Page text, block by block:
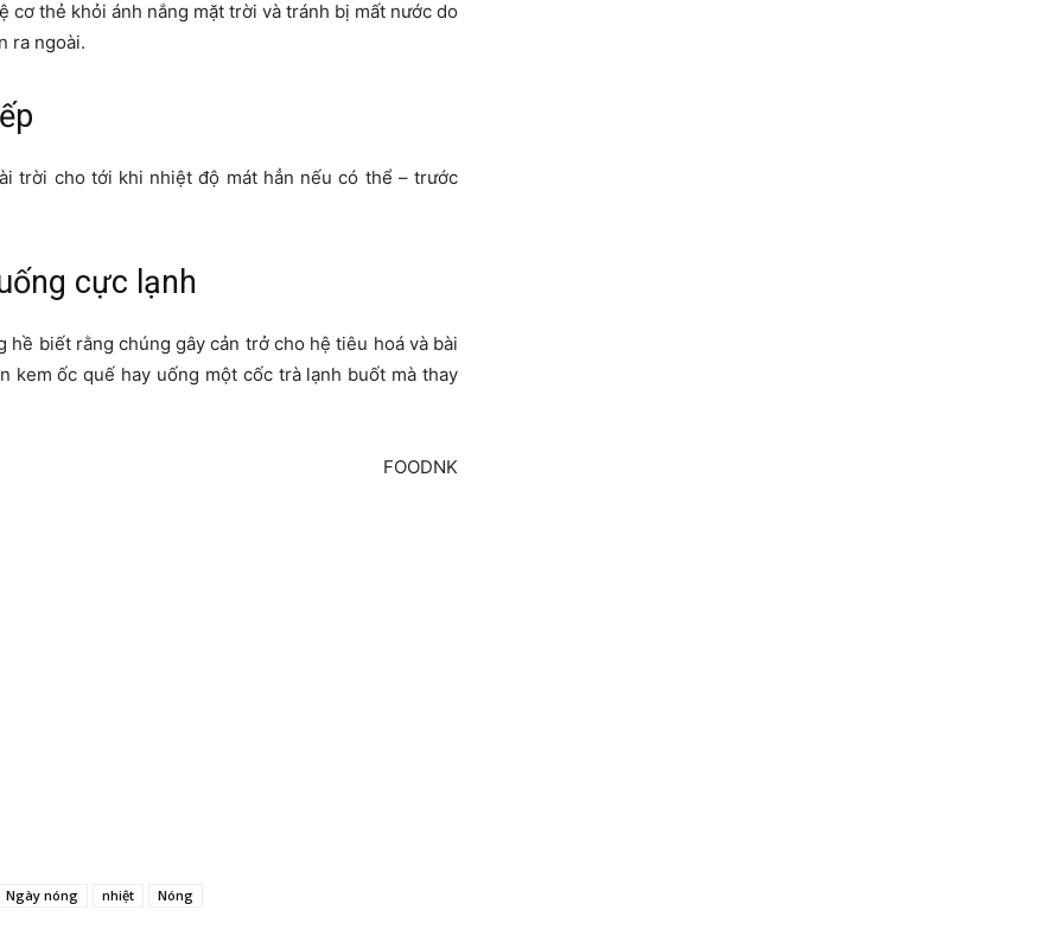
cơ thẻ khỏi ánh nắng mặt trời và tránh bị mất nước do
ra ngoài.
trời cho tới khi nhiệt độ mát hẳn nếu có thể – trước
cực lạnh
hề biết rằng chúng gây cản trở cho hệ tiêu hoá và bài
kem ốc quế hay uống một cốc trà lạnh buốt mà thay
FOODNK
Ngày nóng nhiệt Nóng